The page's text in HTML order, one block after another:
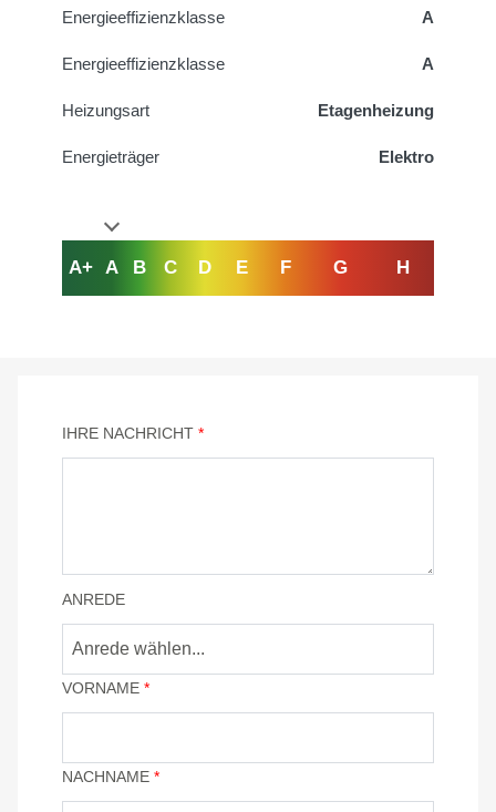
Energieeffizienzklasse A
Energieeffizienzklasse A
Heizungsart Etagenheizung
Energieträger Elektro
A+ A B C D E F G H
IHRE NACHRICHT *
ANREDE
Anrede wählen...
VORNAME *
NACHNAME *